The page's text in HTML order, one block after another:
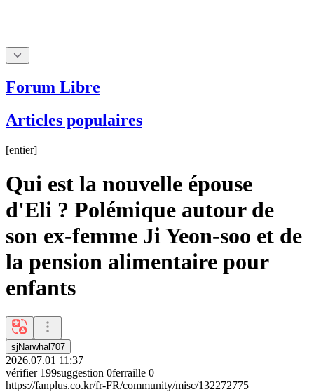
Forum Libre
Articles populaires
[entier]
Qui est la nouvelle épouse
d'Eli ? Polémique autour de
son ex-femme Ji Yeon-soo et de
la pension alimentaire pour
enfants
sjNarwhal707
2026.07.01 11:37
vérifier 199suggestion 0ferraille 0
https://fanplus.co.kr/fr-FR/community/misc/132272775